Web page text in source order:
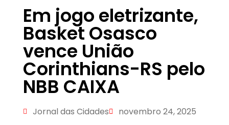
Em jogo eletrizante,
Basket Osasco
vence União
Corinthians-RS pelo
NBB CAIXA
Jornal das Cidades novembro 24, 2025